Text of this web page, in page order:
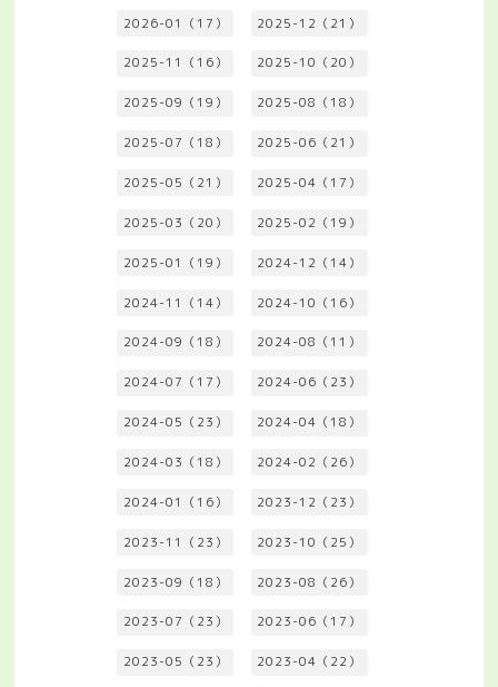
2026-01（17） 2025-12（21）
2025-11（16） 2025-10（20）
2025-09（19） 2025-08（18）
2025-07（18） 2025-06（21）
2025-05（21） 2025-04（17）
2025-03（20） 2025-02（19）
2025-01（19） 2024-12（14）
2024-11（14） 2024-10（16）
2024-09（18） 2024-08（11）
2024-07（17） 2024-06（23）
2024-05（23） 2024-04（18）
2024-03（18） 2024-02（26）
2024-01（16） 2023-12（23）
2023-11（23） 2023-10（25）
2023-09（18） 2023-08（26）
2023-07（23） 2023-06（17）
2023-05（23） 2023-04（22）